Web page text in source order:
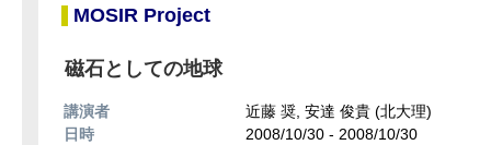
MOSIR Project
磁石としての地球
講演者
近藤 奨, 安達 俊貴 (北大理)
日時
2008/10/30 - 2008/10/30